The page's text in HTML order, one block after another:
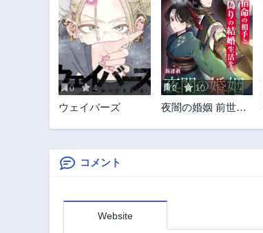
0 4
ウェイバーズ
0 10
夜闇の婚姻 前世の
コメント
Website